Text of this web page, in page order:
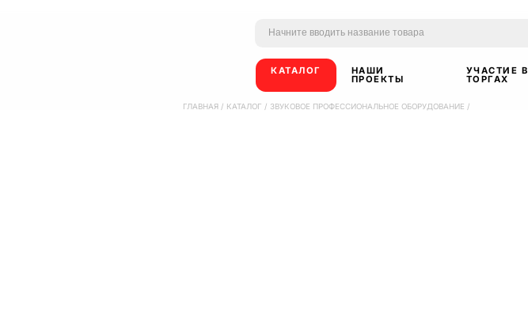
КАТАЛОГ НАШИ
ПРОЕКТЫ
УЧАСТИЕ В
ТОРГАХ
ГЛАВНАЯ / КАТАЛОГ / ЗВУКОВОЕ ПРОФЕССИОНАЛЬНОЕ ОБОРУДОВАНИЕ /